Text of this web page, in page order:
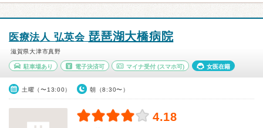
医療法人 弘英会 琵琶湖大橋病院
滋賀県大津市真野
駐車場あり 電子決済可 マイナ受付 (スマホ可) 女医在籍
土曜（〜13:00） 朝（8:30〜）
4.18